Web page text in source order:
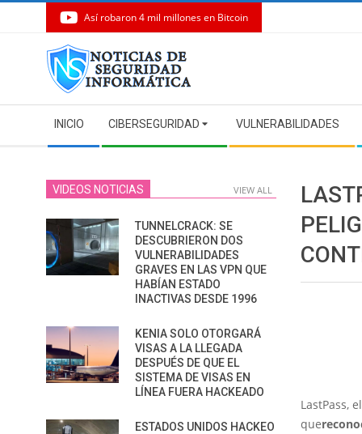
Así robaron 4 mil millones en Bitcoin
Navigation
Menu
INICIO CIBERSEGURIDAD VULNERABILIDADES
LastPass,
que
VIDEOS NOTICIAS VIEW ALL
TUNNELCRACK: SE
DESCUBRIERON DOS
VULNERABILIDADES
GRAVES EN LAS VPN QUE
HABÍAN ESTADO
INACTIVAS DESDE 1996
KENIA SOLO OTORGARÁ
VISAS A LA LLEGADA
DESPUÉS DE QUE EL
SISTEMA DE VISAS EN
LÍNEA FUERA HACKEADO
ESTADOS UNIDOS HACKEO